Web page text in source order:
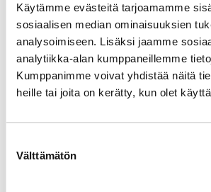
Käytämme evästeitä tarjoamamme
sosiaalisen median ominaisuuksien
analysoimiseen. Lisäksi jaamme
analytiikka-alan kumppaneillemme
Kumppanimme voivat yhdistää näitä
heille tai joita on kerätty, kun olet
valinta
Välttämätön
Kiitos, ja loistoidea! Kuka
Vastaa
18.06.2013
Mä voin kirjoittaa,